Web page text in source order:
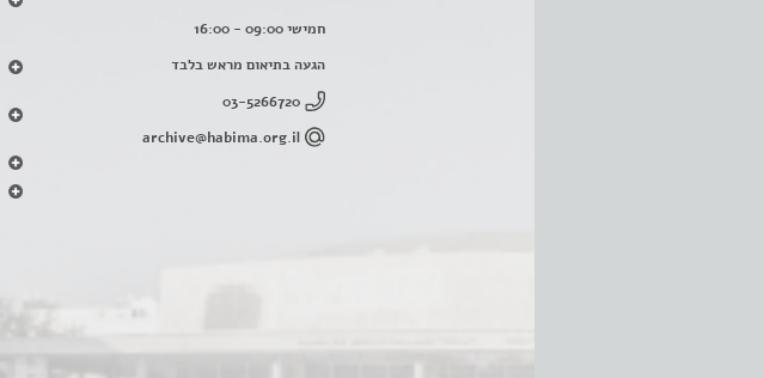
חמישי 09:00 - 16:00
הגעה בתיאום מראש בלבד
03-5266720
archive@habima.org.il